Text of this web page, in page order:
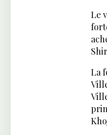
Le
La